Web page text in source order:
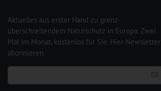
Aktuelles aus erster Hand zu grenz-
überschreitendem Naturschutz in Europa. Zwei
Mal im Monat, kostenlos für Sie. Hier Newsletter
abonnieren.